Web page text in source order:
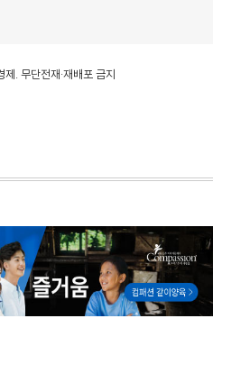
. 무단전재·재배포 금지